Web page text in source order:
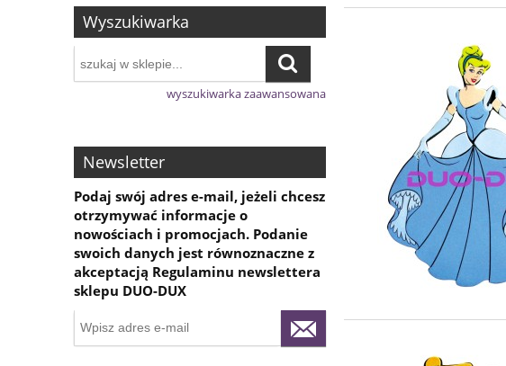
Wyszukiwarka
wyszukiwarka zaawansowana
Newsletter
Podaj swój adres e-mail, jeżeli chcesz
otrzymywać informacje o
nowościach i promocjach. Podanie
swoich danych jest równoznaczne z
akceptacją Regulaminu newslettera
sklepu DUO-DUX